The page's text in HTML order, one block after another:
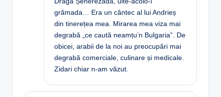
grămada… Era un cântec al lui Andrieș
din tinerețea mea. Mirarea mea viza mai
degrabă „ce caută neamțu’n Bulgaria”. De
obicei, arabii de la noi au preocupări mai
degrabă comerciale, culinare și medicale.
Zidari chiar n-am văzut.